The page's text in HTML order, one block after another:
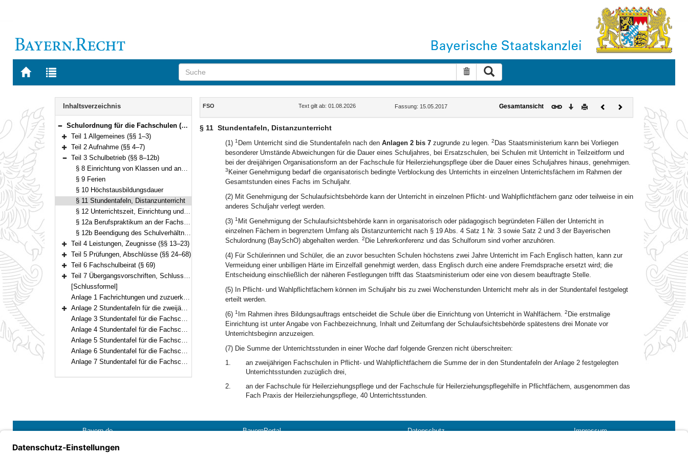
Zur
BAYERN.RECHT
Zur
letzten
Suche zurücksetzen
Navigation
Inhaltsverzeichnis
Bereich reduzieren
Schulordnung für die Fachschulen (Fachschulordnung – FSO) Vom 15. Mai 2017 (GVBl. S. 186) BayRS 2236-6-1-1-K (§§ 1–71)
Bereich erweitern
Teil 1 Allgemeines (§§ 1–3)
Bereich erweitern
Teil 2 Aufnahme (§§ 4–7)
Bereich reduzieren
Teil 3 Schulbetrieb (§§ 8–12b)
§ 8 Einrichtung von Klassen und anderen Unterrichtsgruppen
§ 9 Ferien
§ 10 Höchstausbildungsdauer
§ 11 Stundentafeln, Distanzunterricht
§ 12 Unterrichtszeit, Einrichtung und Besuch bestimmter Unterrichtsfächer
§ 12a Berufspraktikum an der Fachschule für Familienpflege
§ 12b Beendigung des Schulverhältnisses
Bereich erweitern
Teil 4 Leistungen, Zeugnisse (§§ 13–23)
Bereich erweitern
Teil 5 Prüfungen, Abschlüsse (§§ 24–68)
Bereich erweitern
Teil 6 Fachschulbeirat (§ 69)
Bereich erweitern
Teil 7 Übergangsvorschriften, Schlussvorschriften (§§ 70–71)
[Schlussformel]
Anlage 1 Fachrichtungen und zuzuerkennende Berufsbezeichnungen
Bereich erweitern
Anlage 2 Stundentafeln für die zweijährigen Fachschulen
Anlage 3 Stundentafel für die Fachschule für Heilerziehungspflege (dreijährig)
Anlage 4 Stundentafel für die Fachschule für Heilerziehungspflege (zweijährig)
Anlage 5 Stundentafel für die Fachschule für Heilerziehungspflegehilfe
Anlage 6 Stundentafel für die Fachschule für Familienpflege (Vollzeitform)
Anlage 7 Stundentafel für die Fachschule für Familienpflege (Teilzeitform)
Inhalt
FSO Text gilt ab: 01.08.2026 Fassung: 15.05.2017 Gesamtansicht Download
DruckenVorherigesNächstes
Dokument
§ 11 Stundentafeln, Distanzunterricht
(1) 1 Dem Unterricht sind die Stundentafeln nach den Anlagen 2 bis 7zugrunde zu legen. 2 Das Staatsministerium kann bei Vorliegen
besonderer Umstände Abweichungen für die Dauer eines Schuljahres, bei Ersatzschulen, bei Schulen mit Unterricht in Teilzeitform und
bei der dreijährigen Organisationsform an der Fachschule für Heilerziehungspflege über die Dauer eines Schuljahres hinaus, genehmigen.
3 Keiner Genehmigung bedarf die organisatorisch bedingte Verblockung des Unterrichts in einzelnen Unterrichtsfächern im Rahmen der
Gesamtstunden eines Fachs im Schuljahr.
(2) Mit Genehmigung der Schulaufsichtsbehörde kann der Unterricht in einzelnen Pflicht- und Wahlpflichtfächern ganz oder teilweise in ein
anderes Schuljahr verlegt werden.
(3) 1 Mit Genehmigung der Schulaufsichtsbehörde kann in organisatorisch oder pädagogisch begründeten Fällen der Unterricht in
einzelnen Fächern in begrenztem Umfang als Distanzunterricht nach § 19 Abs. 4 Satz 1 Nr. 3 sowie Satz 2 und 3 der Bayerischen
Schulordnung (BaySchO) abgehalten werden. 2 Die Lehrerkonferenz und das Schulforum sind vorher anzuhören.
(4) Für Schülerinnen und Schüler, die an zuvor besuchten Schulen höchstens zwei Jahre Unterricht im Fach Englisch hatten, kann zur
Vermeidung einer unbilligen Härte im Einzelfall genehmigt werden, dass Englisch durch eine andere Fremdsprache ersetzt wird; die
Entscheidung einschließlich der näheren Festlegungen trifft das Staatsministerium oder eine von diesem beauftragte Stelle.
(5) In Pflicht- und Wahlpflichtfächern können im Schuljahr bis zu zwei Wochenstunden Unterricht mehr als in der Stundentafel festgelegt
erteilt werden.
(6) 1 Im Rahmen ihres Bildungsauftrags entscheidet die Schule über die Einrichtung von Unterricht in Wahlfächern. 2 Die erstmalige
Einrichtung ist unter Angabe von Fachbezeichnung, Inhalt und Zeitumfang der Schulaufsichtsbehörde spätestens drei Monate vor
Unterrichtsbeginn anzuzeigen.
(7) Die Summe der Unterrichtsstunden in einer Woche darf folgende Grenzen nicht überschreiten:
1.
an zweijährigen Fachschulen in Pflicht- und Wahlpflichtfächern die Summe der in den Stundentafeln der Anlage 2 festgelegten
Unterrichtsstunden zuzüglich drei,
2.
an der Fachschule für Heilerziehungspflege und der Fachschule für Heilerziehungspflegehilfe in Pflichtfächern, ausgenommen das
Fach Praxis der Heilerziehungspflege, 40 Unterrichtsstunden.
Bayern.de BayernPortal Datenschutz
Impressum
Barrierefreiheit